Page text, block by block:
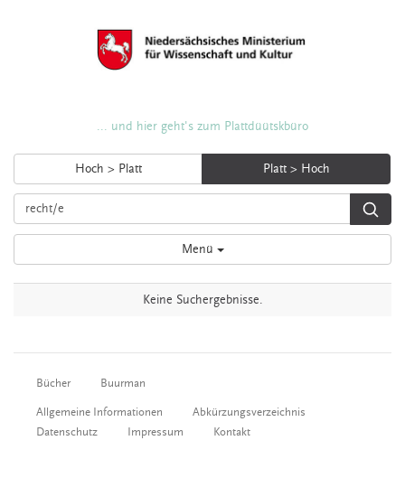
... und hier geht's zum Plattdüütskbüro
Hoch > Platt Platt > Hoch
Menü
Keine Suchergebnisse.
Bücher Buurman
Allgemeine Informationen
Abkürzungsverzeichnis
Datenschutz
Impressum Kontakt